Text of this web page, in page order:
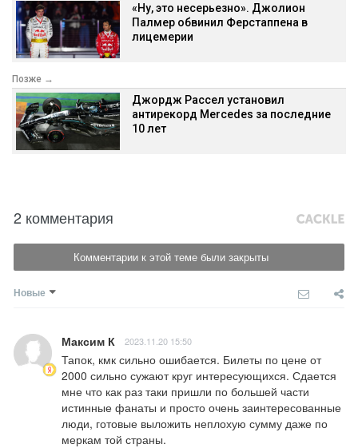
«Ну, это несерьезно». Джолион
Палмер обвинил Ферстаппена в
лицемерии
Позже →
Джордж Рассел установил
антирекорд Mercedes за последние
10 лет
2 комментария
Комментарии к этой теме были закрыты
Новые
Максим К 2023.11.20 15:50
Тапок, кмк сильно ошибается. Билеты по цене от
2000 сильно сужают круг интересующихся. Сдается
мне что как раз таки пришли по большей части
истинные фанаты и просто очень заинтересованные
люди, готовые выложить неплохую сумму даже по
меркам той страны.